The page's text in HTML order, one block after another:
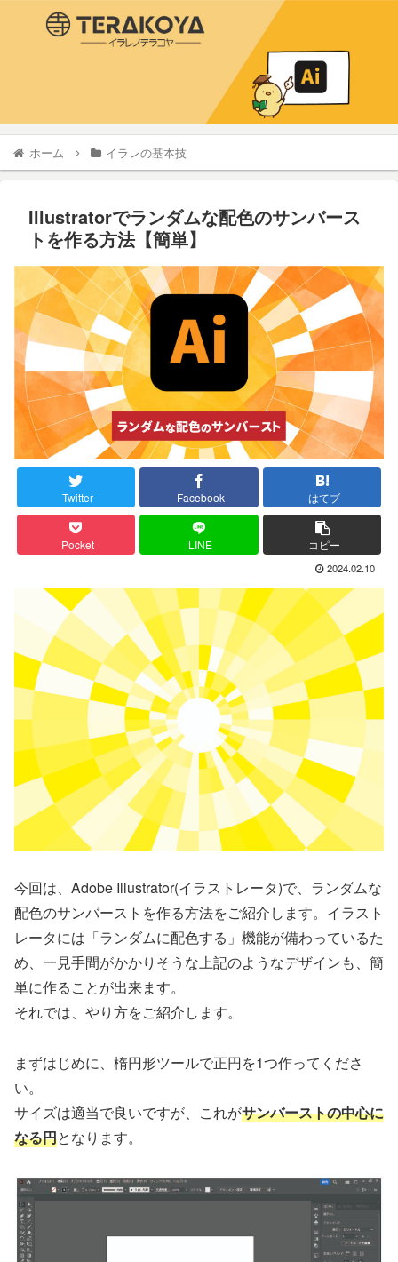
ホーム イラレの基本技
Illustratorでランダムな配色のサンバース
トを作る方法【簡単】
Twitter Facebook はてブ
Pocket LINE コピー
2024.02.10
今回は、Adobe Illustrator(イラストレータ)で、ランダムな
配色のサンバーストを作る方法をご紹介します。イラスト
レータには「ランダムに配色する」機能が備わっているた
め、一見手間がかかりそうな上記のようなデザインも、簡
単に作ることが出来ます。
それでは、やり方をご紹介します。
まずはじめに、楕円形ツールで正円を1つ作ってくださ
い。
サイズは適当で良いですが、これがサンバーストの中心に
なる円となります。